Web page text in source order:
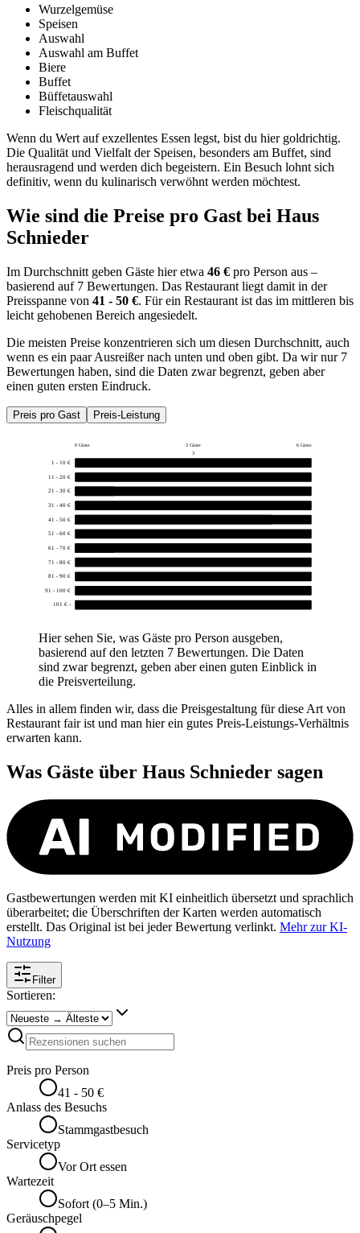
Wurzelgemüse
Speisen
Auswahl
Auswahl am Buffet
Biere
Buffet
Büffetauswahl
Fleischqualität
Wenn du Wert auf exzellentes Essen legst, bist du hier goldrichtig.
Die Qualität und Vielfalt der Speisen, besonders am Buffet, sind
herausragend und werden dich begeistern. Ein Besuch lohnt sich
definitiv, wenn du kulinarisch verwöhnt werden möchtest.
Wie sind die Preise pro Gast bei Haus
Schnieder
Im Durchschnitt geben Gäste hier etwa 46 € pro Person aus –
basierend auf 7 Bewertungen. Das Restaurant liegt damit in der
Preisspanne von 41 - 50 €. Für ein Restaurant ist das im mittleren bis
leicht gehobenen Bereich angesiedelt.
Die meisten Preise konzentrieren sich um diesen Durchschnitt, auch
wenn es ein paar Ausreißer nach unten und oben gibt. Da wir nur 7
Bewertungen haben, sind die Daten zwar begrenzt, geben aber
einen guten ersten Eindruck.
Preis pro Gast Preis-Leistung
0 Gäste 3 Gäste
6 Gäste
3
1 - 10 €
11 - 20 €
21 - 30 €
31 - 40 €
41 - 50 €
51 - 60 €
61 - 70 €
71 - 80 €
81 - 90 €
91 - 100 €
101 € -
Hier sehen Sie, was Gäste pro Person ausgeben,
basierend auf den letzten 7 Bewertungen. Die Daten
sind zwar begrenzt, geben aber einen guten Einblick in
die Preisverteilung.
Alles in allem finden wir, dass die Preisgestaltung für diese Art von
Restaurant fair ist und man hier ein gutes Preis-Leistungs-Verhältnis
erwarten kann.
Was Gäste über Haus Schnieder sagen
Gastbewertungen werden mit KI einheitlich übersetzt und sprachlich
überarbeitet; die Überschriften der Karten werden automatisch
erstellt. Das Original ist bei jeder Bewertung verlinkt. Mehr zur KI-
Nutzung
Filter
Sortieren:
Preis pro Person
41 - 50 €
Anlass des Besuchs
Stammgastbesuch
Servicetyp
Vor Ort essen
Wartezeit
Sofort (0–5 Min.)
Geräuschpegel